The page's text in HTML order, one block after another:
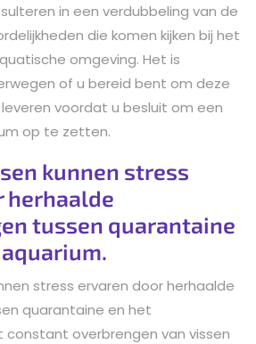
in een verdubbeling van de
die komen kijken bij het
omgeving. Het is
of u bereid bent om deze
voordat u besluit om een
op te zetten.
kunnen stress
herhaalde
tussen quarantaine
stress ervaren door herhaalde
quarantaine en het
constant overbrengen van vissen